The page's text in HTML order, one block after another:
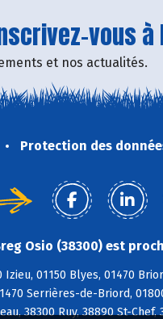
vous
et nos actualités.
Protection des
Osio (38300) est
01150 Blyes, 01470
Serrières-de-Briord,
38300 Ruy, 38890 St-